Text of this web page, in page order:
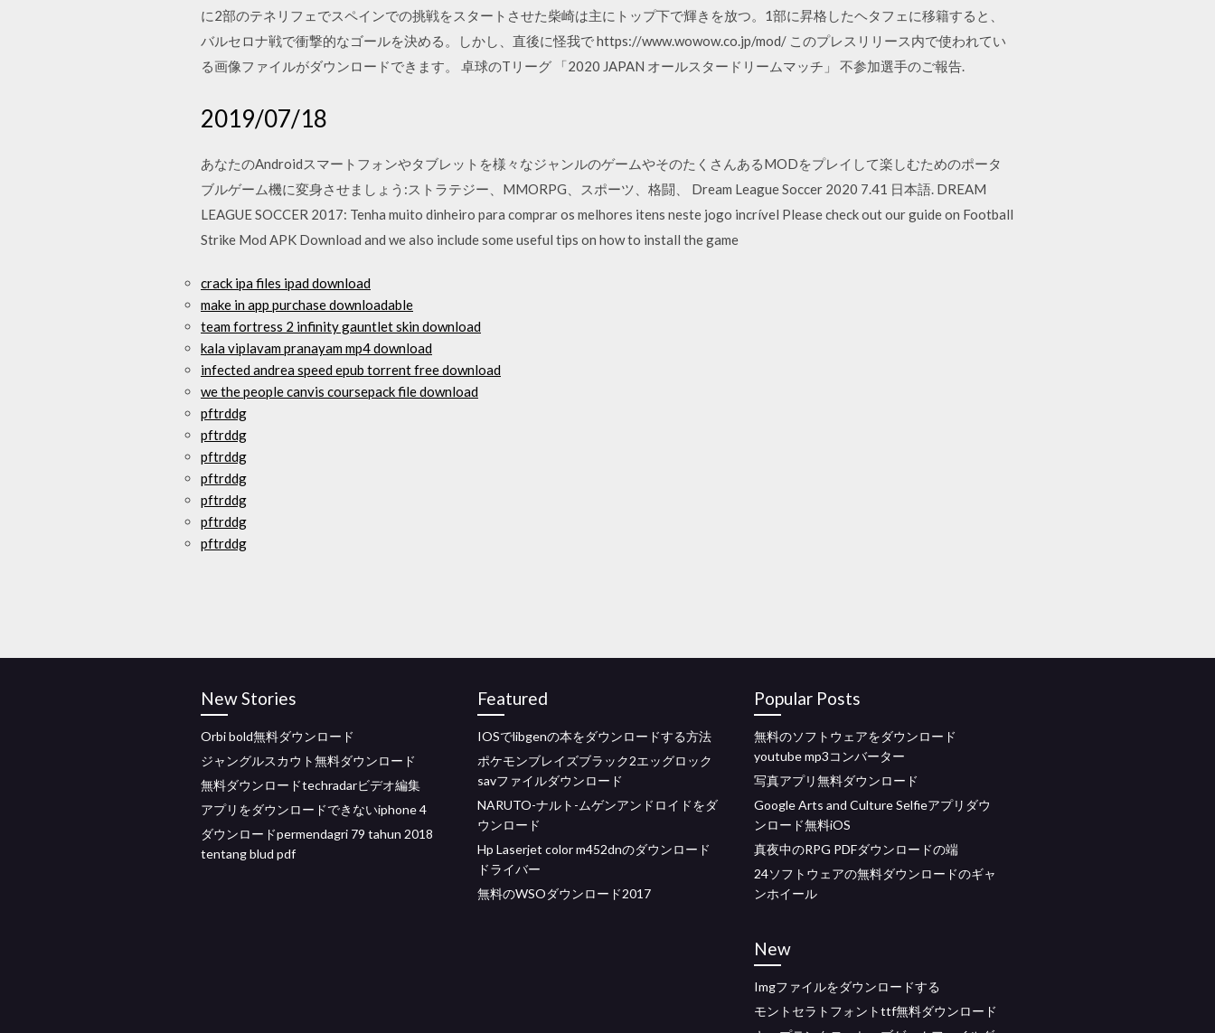
に2部のテネリフェでスペインでの挑戦をスタートさせた柴崎は主にトップ下で輝きを放つ。1部に昇格したヘタフェに移籍すると、
バルセロナ戦で衝撃的なゴールを決める。しかし、直後に怪我で https://www.wowow.co.jp/mod/ このプレスリリース内で使われてい
る画像ファイルがダウンロードできます。 卓球のTリーグ 「2020 JAPAN オールスタードリームマッチ」 不参加選手のご報告.
2019/07/18
あなたのAndroidスマートフォンやタブレットを様々なジャンルのゲームやそのたくさんあるMODをプレイして楽しむためのポータ
ブルゲーム機に変身させましょう:ストラテジー、MMORPG、スポーツ、格闘、 Dream League Soccer 2020 7.41 日本語. DREAM
LEAGUE SOCCER 2017: Tenha muito dinheiro para comprar os melhores itens neste jogo incrível Please check out our guide on Football
Strike Mod APK Download and we also include some useful tips on how to install the game
crack ipa files ipad download
make in app purchase downloadable
team fortress 2 infinity gauntlet skin download
kala viplavam pranayam mp4 download
infected andrea speed epub torrent free download
we the people canvis coursepack file download
pftrddg
pftrddg
pftrddg
pftrddg
pftrddg
pftrddg
pftrddg
New Stories
Orbi bold無料ダウンロード
ジャングルスカウト無料ダウンロード
無料ダウンロードtechradarビデオ編集
アプリをダウンロードできないiphone 4
ダウンロードpermendagri 79 tahun 2018
tentang blud pdf
Featured
IOSでlibgenの本をダウンロードする方法
ポケモンブレイズブラック2エッグロック
savファイルダウンロード
NARUTO-ナルト-ムゲンアンドロイドをダ
ウンロード
Hp Laserjet color m452dnのダウンロード
ドライバー
無料のWSOダウンロード2017
Popular Posts
無料のソフトウェアをダウンロード
youtube mp3コンバーター
写真アプリ無料ダウンロード
Google Arts and Culture Selfieアプリダウ
ンロード無料iOS
真夜中のRPG PDFダウンロードの端
24ソフトウェアの無料ダウンロードのギャ
ンホイール
New
Imgファイルをダウンロードする
モントセラトフォントttf無料ダウンロード